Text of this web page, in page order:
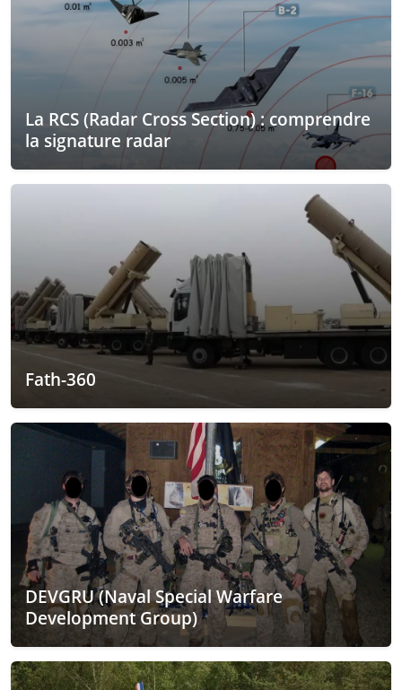
La RCS (Radar Cross Section) : comprendre
la signature radar
Fath-360
DEVGRU (Naval Special Warfare
Development Group)